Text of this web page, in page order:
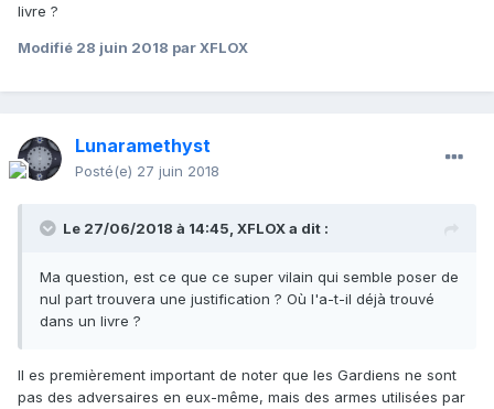
livre ?
Modifié 28 juin 2018 par XFLOX
Lunaramethyst
Posté(e) 27 juin 2018
Le 27/06/2018 à 14:45, XFLOXa dit :
Ma question, est ce que ce super vilain qui semble poser de
nul part trouvera une justification ? Où l'a-t-il déjà trouvé
dans un livre ?
Il es premièrement important de noter que les Gardiens ne sont
pas des adversaires en eux-même, mais des armes utilisées par